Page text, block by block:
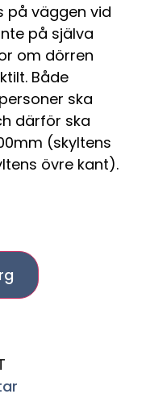
på väggen vid
på själva
om dörren
Både
ska
därför ska
(skyltens
övre kant).